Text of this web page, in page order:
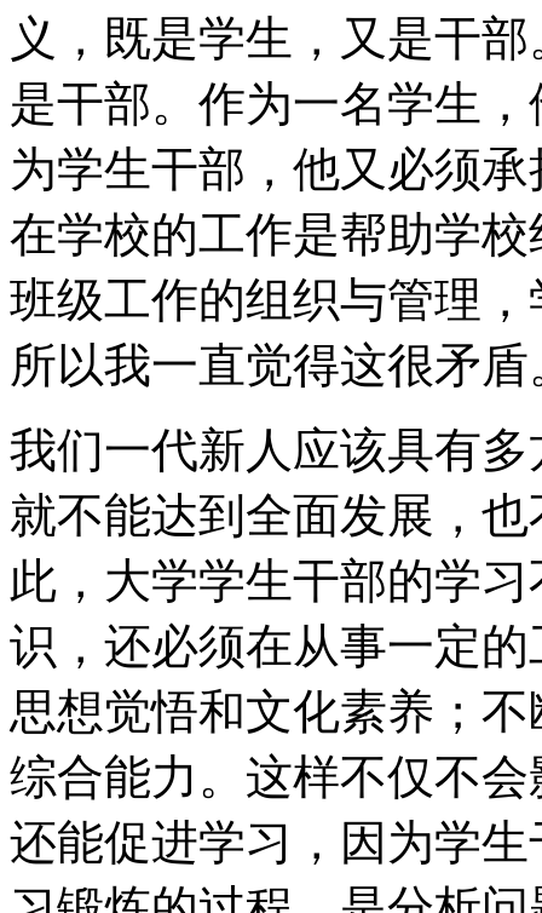
义，既是学生，又是干
是干部。作为一名学生
为学生干部，他又必须
在学校的工作是帮助学
班级工作的组织与管理
所以我一直觉得这很矛盾
我们一代新人应该具有
就不能达到全面发展，
此，大学学生干部的学
识，还必须在从事一定
思想觉悟和文化素养；
综合能力。这样不仅不
还能促进学习，因为学